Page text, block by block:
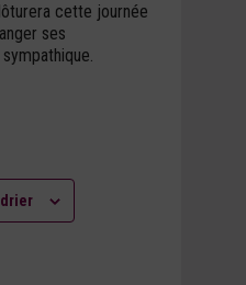
cette journée
ses